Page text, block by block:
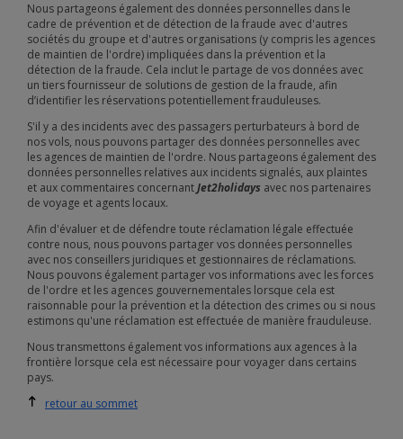
Nous partageons également des données personnelles dans le
cadre de prévention et de détection de la fraude avec d'autres
sociétés du groupe et d'autres organisations (y compris les agences
de maintien de l'ordre) impliquées dans la prévention et la
détection de la fraude. Cela inclut le partage de vos données avec
un tiers fournisseur de solutions de gestion de la fraude, afin
d’identifier les réservations potentiellement frauduleuses.
S'il y a des incidents avec des passagers perturbateurs à bord de
nos vols, nous pouvons partager des données personnelles avec
les agences de maintien de l'ordre. Nous partageons également des
données personnelles relatives aux incidents signalés, aux plaintes
et aux commentaires concernantJet2holidays avec nos partenaires
de voyage et agents locaux.
Afin d'évaluer et de défendre toute réclamation légale effectuée
contre nous, nous pouvons partager vos données personnelles
avec nos conseillers juridiques et gestionnaires de réclamations.
Nous pouvons également partager vos informations avec les forces
de l'ordre et les agences gouvernementales lorsque cela est
raisonnable pour la prévention et la détection des crimes ou si nous
estimons qu'une réclamation est effectuée de manière frauduleuse.
Nous transmettons également vos informations aux agences à la
frontière lorsque cela est nécessaire pour voyager dans certains
pays.
retour au sommet